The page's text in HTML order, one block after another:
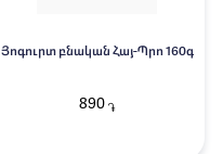
Յոգուրտ բնական Հայ-Պրո 160գ
890 ֏